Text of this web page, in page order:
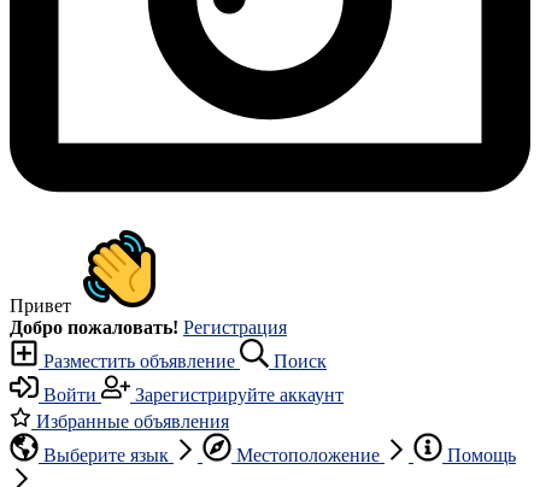
Привет
Добро пожаловать! Регистрация
Разместить объявление
Поиск
Войти
Зарегистрируйте аккаунт
Избранные объявления
Выберите язык
Местоположение Помощь